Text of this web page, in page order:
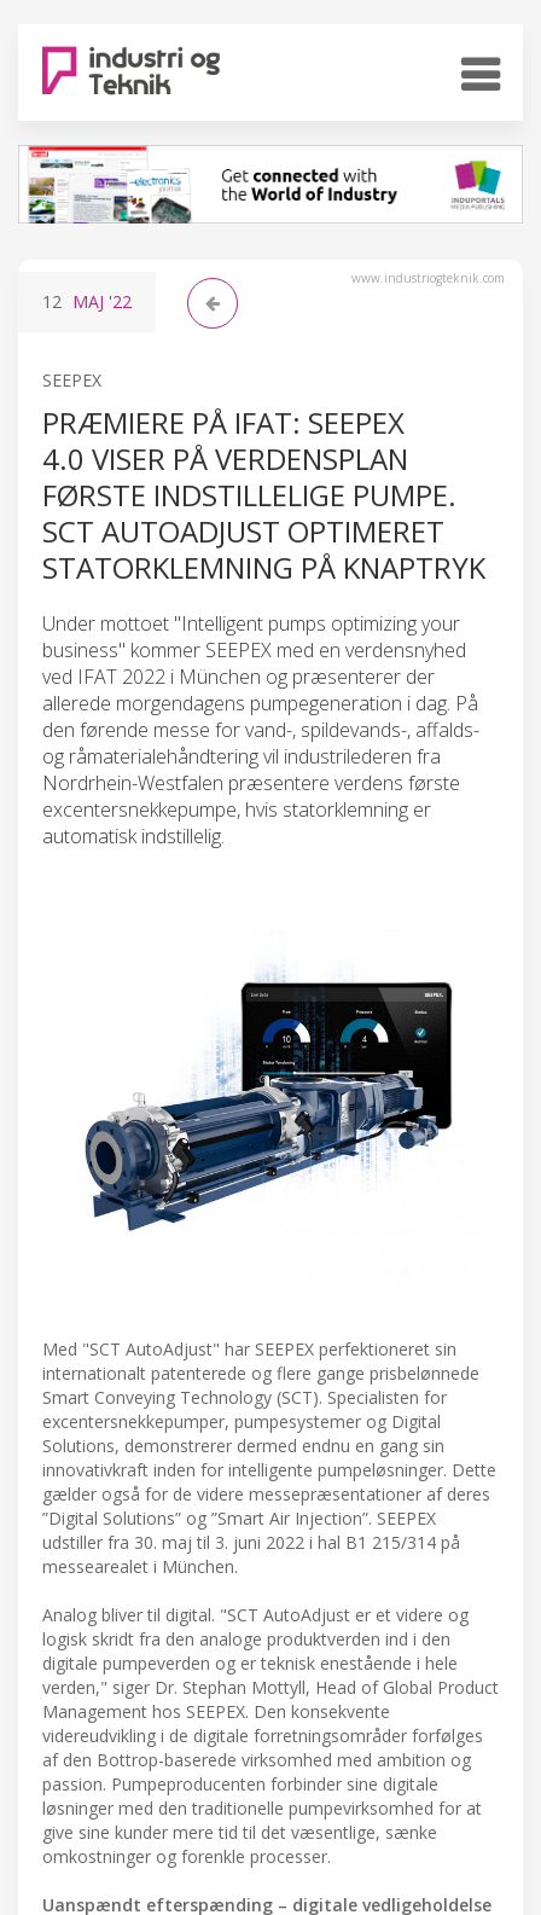
www.industriogteknik.com
12 MAJ '22
SEEPEX
PRÆMIERE PÅ IFAT: SEEPEX
4.0 VISER PÅ VERDENSPLAN
FØRSTE INDSTILLELIGE PUMPE.
SCT AUTOADJUST OPTIMERET
STATORKLEMNING PÅ KNAPTRYK
Under mottoet "Intelligent pumps optimizing your
business" kommer SEEPEX med en verdensnyhed
ved IFAT 2022 i München og præsenterer der
allerede morgendagens pumpegeneration i dag. På
den førende messe for vand-, spildevands-, affalds-
og råmaterialehåndtering vil industrilederen fra
Nordrhein-Westfalen præsentere verdens første
excentersnekkepumpe, hvis statorklemning er
automatisk indstillelig.
Med "SCT AutoAdjust" har SEEPEX perfektioneret sin
internationalt patenterede og flere gange prisbelønnede
Smart Conveying Technology (SCT). Specialisten for
excentersnekkepumper, pumpesystemer og Digital
Solutions, demonstrerer dermed endnu en gang sin
innovativkraft inden for intelligente pumpeløsninger. Dette
gælder også for de videre messepræsentationer af deres
”Digital Solutions” og ”Smart Air Injection”. SEEPEX
udstiller fra 30. maj til 3. juni 2022 i hal B1 215/314 på
messearealet i München.
Analog bliver til digital. "SCT AutoAdjust er et videre og
logisk skridt fra den analoge produktverden ind i den
digitale pumpeverden og er teknisk enestående i hele
verden," siger Dr. Stephan Mottyll, Head of Global Product
Management hos SEEPEX. Den konsekvente
videreudvikling i de digitale forretningsområder forfølges
af den Bottrop-baserede virksomhed med ambition og
passion. Pumpeproducenten forbinder sine digitale
løsninger med den traditionelle pumpevirksomhed for at
give sine kunder mere tid til det væsentlige, sænke
omkostninger og forenkle processer.
Uanspændt efterspænding – digitale vedligeholdelse